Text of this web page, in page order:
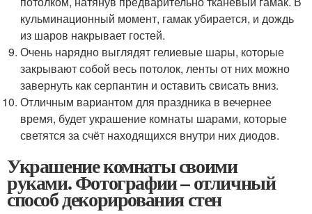
кульминационный момент, гамак убирается, и дождь
из шаров накрывает гостей.
Очень нарядно выглядят гелиевые шары, которые
закрывают собой весь потолок, ленты от них можно
завернуть как серпантин и оставить свисать вниз.
Отличным вариантом для праздника в вечернее
время, будет украшение комнаты шарами, которые
светятся за счёт находящихся внутри них диодов.
Украшение комнаты своими
руками. Фотографии – отличный
способ декорирования стен